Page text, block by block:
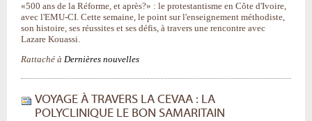
«500 ans de la Réforme, et après?» : le protestantisme en Côte d'Ivoire,
avec l'EMU-CI. Cette semaine, le point sur l'enseignement méthodiste,
son histoire, ses réussites et ses défis, à travers une rencontre avec
Lazare Kouassi.
Rattaché à Dernières nouvelles
VOYAGE À TRAVERS LA CEVAA : LA
POLYCLINIQUE LE BON SAMARITAIN